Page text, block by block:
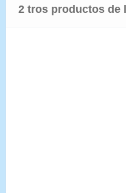
2 tros productos de